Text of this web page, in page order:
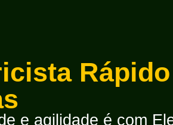
e agilidade é com